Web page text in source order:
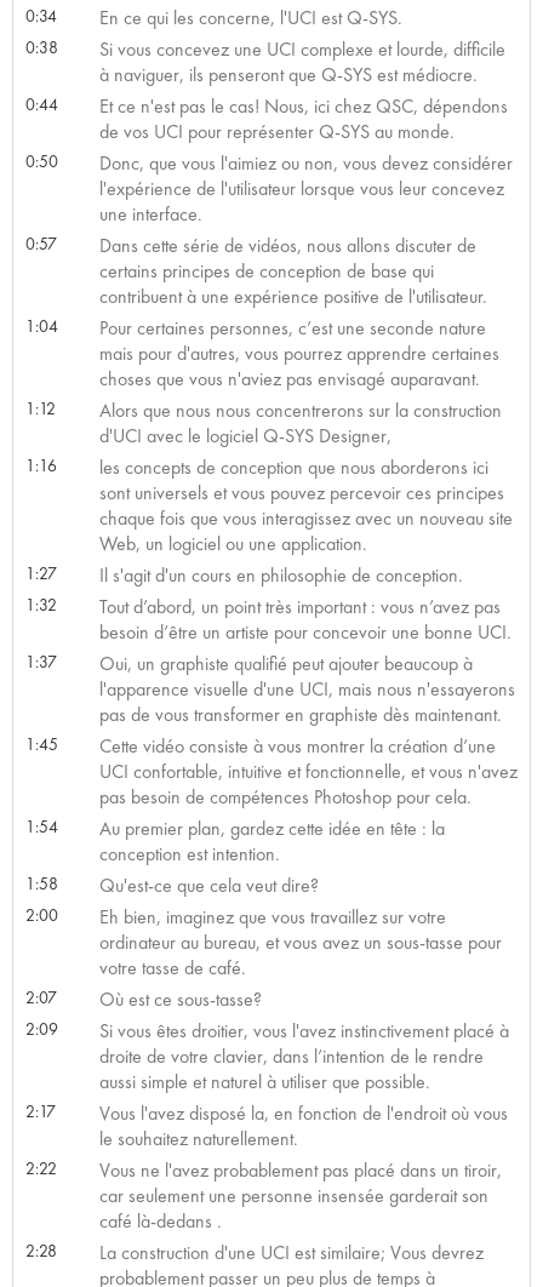
0:34 En ce qui les concerne, l'UCI est Q-SYS.
0:38
Si vous concevez une UCI complexe et lourde, difficile
à naviguer, ils penseront que Q-SYS est médiocre.
0:44
Et ce n'est pas le cas! Nous, ici chez QSC, dépendons
de vos UCI pour représenter Q-SYS au monde.
0:50
Donc, que vous l'aimiez ou non, vous devez considérer
l'expérience de l'utilisateur lorsque vous leur concevez
une interface.
0:57
Dans cette série de vidéos, nous allons discuter de
certains principes de conception de base qui
contribuent à une expérience positive de l'utilisateur.
1:04
Pour certaines personnes, c’est une seconde nature
mais pour d'autres, vous pourrez apprendre certaines
choses que vous n'aviez pas envisagé auparavant.
1:12
Alors que nous nous concentrerons sur la construction
d'UCI avec le logiciel Q-SYS Designer,
1:16
les concepts de conception que nous aborderons ici
sont universels et vous pouvez percevoir ces principes
chaque fois que vous interagissez avec un nouveau site
Web, un logiciel ou une application.
1:27 Il s'agit d'un cours en philosophie de conception.
1:32
Tout d’abord, un point très important : vous n’avez pas
besoin d’être un artiste pour concevoir une bonne UCI.
1:37
Oui, un graphiste qualifié peut ajouter beaucoup à
l'apparence visuelle d'une UCI, mais nous n'essayerons
pas de vous transformer en graphiste dès maintenant.
1:45
Cette vidéo consiste à vous montrer la création d’une
UCI confortable, intuitive et fonctionnelle, et vous n'avez
pas besoin de compétences Photoshop pour cela.
1:54
Au premier plan, gardez cette idée en tête : la
conception est intention.
1:58 Qu'est-ce que cela veut dire?
2:00
Eh bien, imaginez que vous travaillez sur votre
ordinateur au bureau, et vous avez un sous-tasse pour
votre tasse de café.
2:07 Où est ce sous-tasse?
2:09
Si vous êtes droitier, vous l'avez instinctivement placé à
droite de votre clavier, dans l’intention de le rendre
aussi simple et naturel à utiliser que possible.
2:17
Vous l'avez disposé la, en fonction de l'endroit où vous
le souhaitez naturellement.
2:22
Vous ne l'avez probablement pas placé dans un tiroir,
car seulement une personne insensée garderait son
café là-dedans .
2:28
La construction d'une UCI est similaire; Vous devrez
probablement passer un peu plus de temps à